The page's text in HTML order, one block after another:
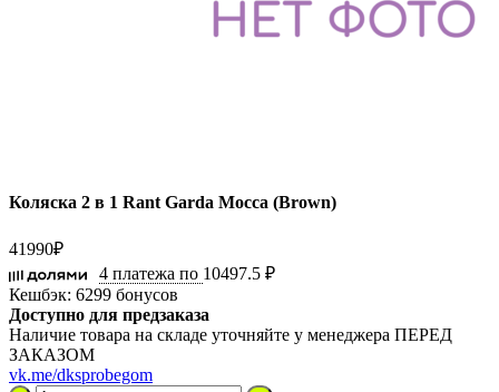
Коляска 2 в 1 Rant Garda Mocca (Brown)
41990₽
4 платежа по 10497.5 ₽
Кешбэк: 6299 бонусов
Доступно для предзаказа
Наличие товара на складе уточняйте у менеджера ПЕРЕД
ЗАКАЗОМ
vk.me/dksprobegom